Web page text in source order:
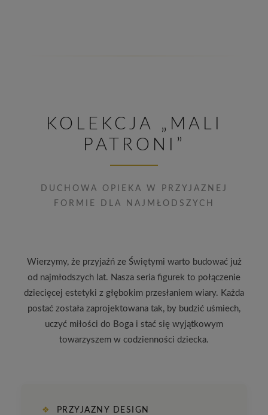
KOLEKCJA „MALI
PATRONI”
DUCHOWA OPIEKA W PRZYJAZNEJ
FORMIE DLA NAJMŁODSZYCH
Wierzymy, że przyjaźń ze Świętymi warto budować już
od najmłodszych lat. Nasza seria figurek to połączenie
dziecięcej estetyki z głębokim przesłaniem wiary. Każda
postać została zaprojektowana tak, by budzić uśmiech,
uczyć miłości do Boga i stać się wyjątkowym
towarzyszem w codzienności dziecka.
❖ PRZYJAZNY DESIGN